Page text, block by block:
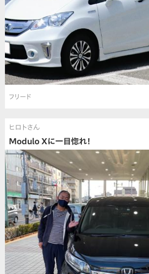
フリード
ヒロトさん
Modulo Xに一目惚れ！